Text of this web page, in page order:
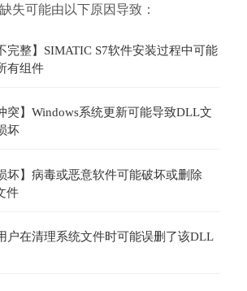
失可能由以下原因导致：
完整】SIMATIC S7软件安装过程中可能
有组件
突】Windows系统更新可能导致DLL文
坏
坏】病毒或恶意软件可能破坏或删除
件
户在清理系统文件时可能误删了该DLL